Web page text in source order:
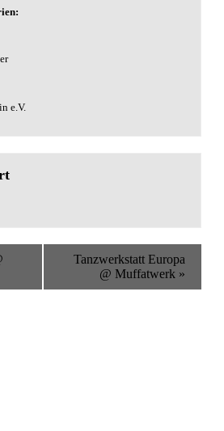
e.V.
Tanzwerkstatt Europa
@ Muffatwerk »